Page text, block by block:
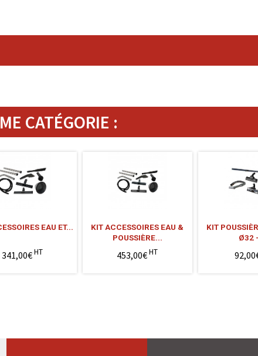
CATÉGORIE :
EAU ET...
341,00€HT
KIT ACCESSOIRES EAU &
POUSSIÈRE...
453,00€HT
KIT
Ø32